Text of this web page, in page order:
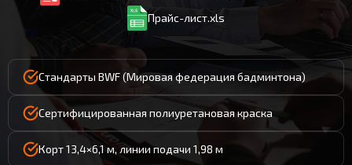
Прайс-лист.xls
Стандарты BWF (Мировая федерация бадминтона)
Сертифицированная полиуретановая краска
Корт 13,4×6,1 м, линии подачи 1,98 м